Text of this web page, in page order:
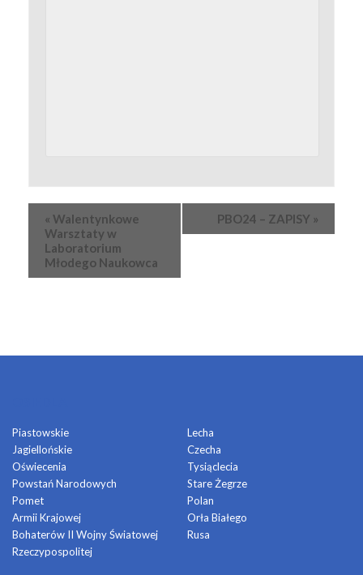
Wydarzenie
Nawigacja
« Walentynkowe
Warsztaty w
Laboratorium
Młodego Naukowca
PBO24 – ZAPISY »
Piastowskie
Jagiellońskie
Oświecenia
Powstań Narodowych
Pomet
Armii Krajowej
Bohaterów II Wojny Światowej
Rzeczypospolitej
Lecha
Czecha
Tysiąclecia
Stare Żegrze
Polan
Orła Białego
Rusa